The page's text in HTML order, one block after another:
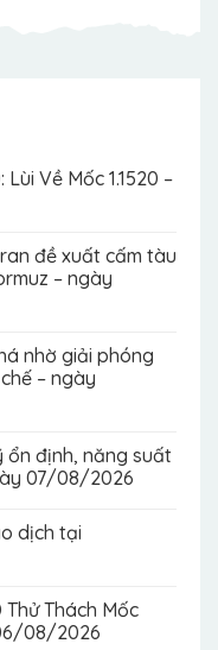
Về Mốc 1.1520 –
đề xuất cấm tàu
– ngày
nhờ giải phóng
– ngày
ổn định, năng suất
07/08/2026
dịch tại
Thách Mốc
08/2026